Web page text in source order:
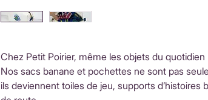
Chez Petit Poirier, même les objets du
Nos sacs banane et pochettes ne sont pas
ils deviennent toiles de jeu, supports d’histoires